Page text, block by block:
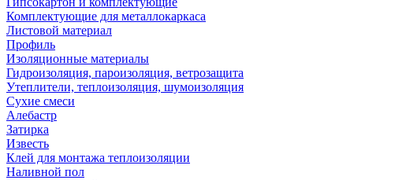
Комплектующие для металлокаркаса
Листовой материал
Профиль
Изоляционные материалы
Гидроизоляция, пароизоляция, ветрозащита
Утеплители, теплоизоляция, шумоизоляция
Сухие смеси
Алебастр
Затирка
Известь
Клей для монтажа теплоизоляции
Наливной пол